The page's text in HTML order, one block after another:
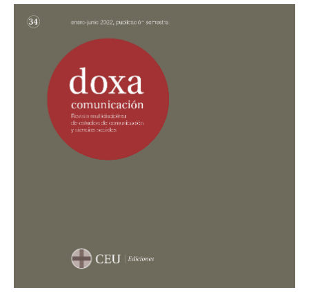
Miranda-Guerra M.d.P. (2025-01-01)
Marketing Mix Strategies and Consumer Behavior in
1451 LNNS, 164-174.
10.1007/978-3-031-93550-3_15
Castelló-Martínez A. (2023-03-07)
Content posted by Spanish automotive sector brands
on YouTube: branded content, insights and
environmental commitment.
advergaming to metaverse as an advertising strategy.
Handbook of Research on the Future of Advertising and